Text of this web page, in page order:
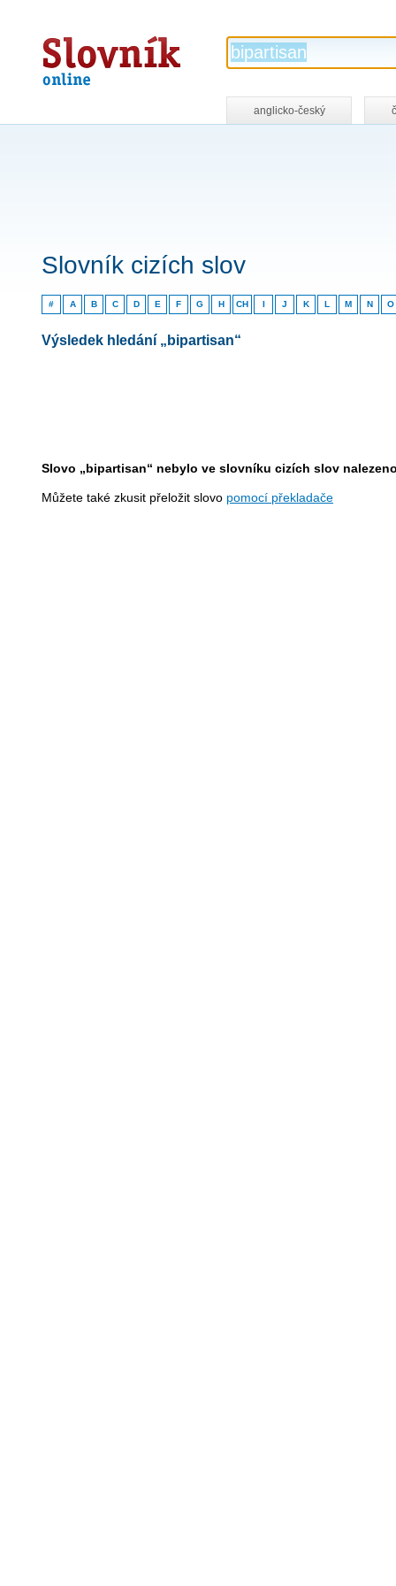
Slovník
online
anglicko-český
Slovník cizích slov
# A B C D E F G H CH I J K L M N O
Výsledek hledání „bipartisan“
Slovo „bipartisan“ nebylo ve slovníku cizích slov
Můžete také zkusit přeložit slovo pomocí překladače